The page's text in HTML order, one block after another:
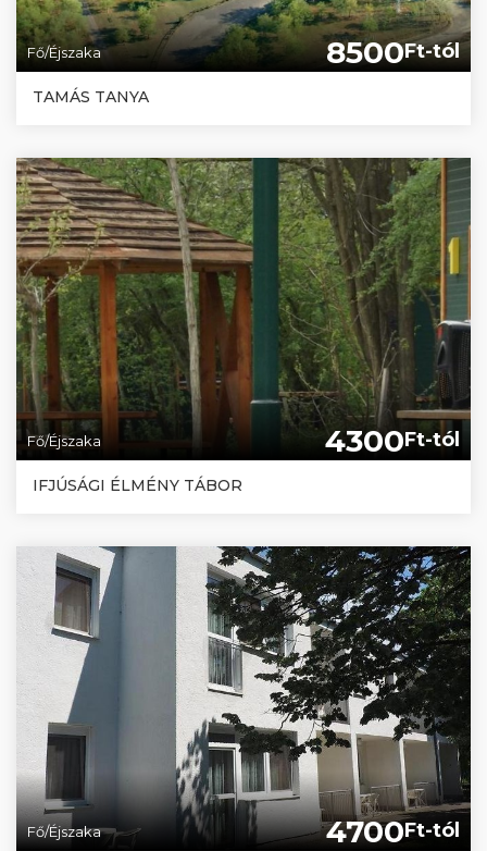
Fő/Éjszaka 8500Ft-tól
TAMÁS TANYA
Fő/Éjszaka 4300Ft-tól
IFJÚSÁGI ÉLMÉNY TÁBOR
Fő/Éjszaka 4700Ft-tól